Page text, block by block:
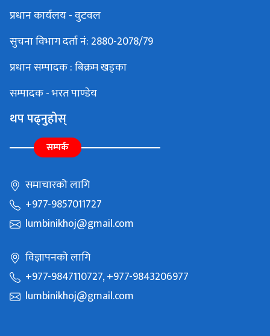
प्रधान कार्यलय - वुटवल
सुचना विभाग दर्ता नं: 2880-2078/79
प्रधान सम्पादक : बिक्रम खड्का
सम्पादक - भरत पाण्डेय
थप पढ्नुहोस्
सम्पर्क
समाचारको लागि
+977-9857011727
lumbinikhoj@gmail.com
विज्ञापनको लागि
+977-9847110727, +977-9843206977
lumbinikhoj@gmail.com